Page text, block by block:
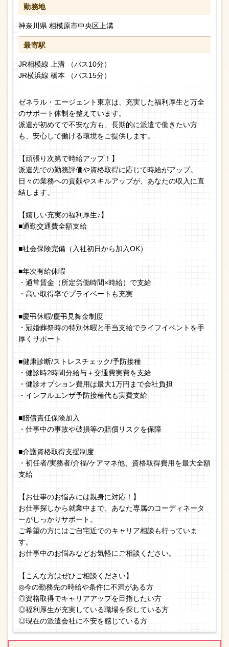
勤務地
神奈川県 相模原市中央区上溝
最寄駅
JR相模線 上溝 （バス10分）
JR横浜線 橋本 （バス15分）
ゼネラル・エージェント東京は、充実した福利厚生と万全
のサポート体制を整えています。
派遣が初めてで不安な方も、長期的に派遣で働きたい方
も、安心して働ける環境をご提供します。
【頑張り次第で時給アップ！】
派遣先での勤務評価や資格取得に応じて時給がアップ。
日々の業務への貢献やスキルアップが、あなたの収入に直
結します。
【嬉しい充実の福利厚生♪】
■通勤交通費全額支給
■社会保険完備（入社初日から加入OK）
■年次有給休暇
・通常賃金（所定労働時間×時給）で支給
・高い取得率でプライベートも充実
■慶弔休暇/慶弔見舞金制度
・冠婚葬祭時の特別休暇と手当支給でライフイベントを手
厚くサポート
■健康診断/ストレスチェック/予防接種
・健診時2時間分給与＋交通費実費を支給
・健診オプション費用は最大1万円まで会社負担
・インフルエンザ予防接種代も実費支給
■賠償責任保険加入
・仕事中の事故や破損等の賠償リスクを保障
■介護資格取得支援制度
・初任者/実務者/介福/ケアマネ他、資格取得費用を最大全額
支給
【お仕事のお悩みには親身に対応！】
お仕事探しから就業中まで、あなた専属のコーディネータ
ーがしっかりサポート。
ご希望の方にはご自宅近でのキャリア相談も行っていま
す。
お仕事中のお悩みなどお気軽にご相談ください。
【こんな方はぜひご相談ください】
◎今の勤務先の時給や条件に不満がある方
◎資格取得でキャリアアップを目指したい方
◎福利厚生が充実している職場を探している方
◎現在の派遣会社に不安を感じている方